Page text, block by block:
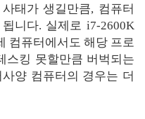
태가 생길만큼, 컴퓨터
니다. 실제로 i7-2600K
컴퓨터에서도 해당 프로
스킹 못할만큼 버벅되는
양 컴퓨터의 경우는 더